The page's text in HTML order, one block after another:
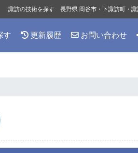
す 更新履歴 お問い合わせ
諏訪の技術を探す 長野県 岡谷市・下諏訪町・